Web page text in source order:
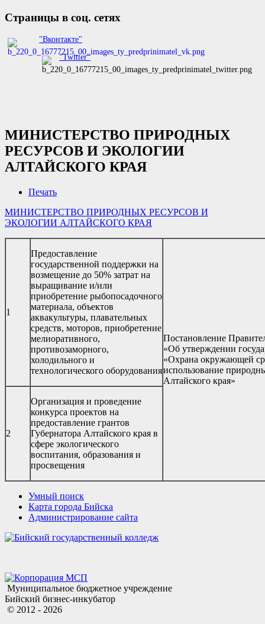
Страницы в соц. сетях
"Вконтакте"
"Twitter"
МИНИСТЕРСТВО ПРИРОДНЫХ
РЕСУРСОВ И ЭКОЛОГИИ
АЛТАЙСКОГО КРАЯ
Печать
МИНИСТЕРСТВО ПРИРОДНЫХ РЕСУРСОВ И
ЭКОЛОГИИ АЛТАЙСКОГО КРАЯ
1
Предоставление
государственной поддержки на
возмещение до 50% затрат на
выращивание и/или
приобретение рыбопосадочного
материала, объектов
аквакультуры, плавательных
средств, моторов, приобретение
мелиоративного,
противозаморного,
холодильного и
технологического оборудования
Постановление
«Об утверждении
«Охрана окружающей
использование
Алтайского края»
2
Организация и проведение
конкурса проектов на
предоставление грантов
Губернатора Алтайского края в
сфере экологического
воспитания, образования и
просвещения
Умный поиск
Карта города Бийска
Администрирование сайта
Муниципальное бюджетное учреждение
Бийский бизнес-инкубатор
© 2012 - 2026